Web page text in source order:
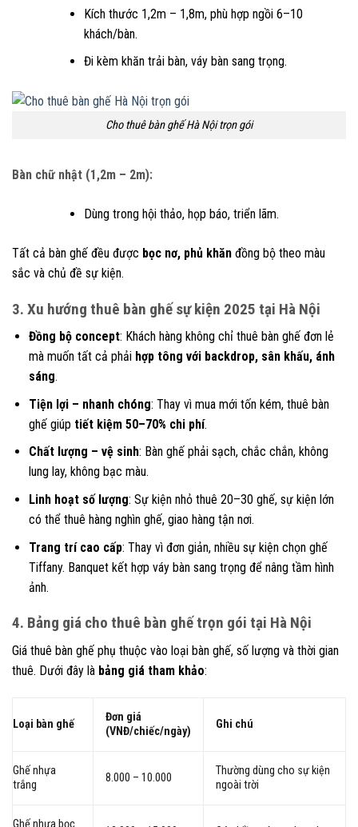
Kích thước 1,2m – 1,8m, phù hợp ngồi 6–10
khách/bàn.
Đi kèm khăn trải bàn, váy bàn sang trọng.
Cho thuê bàn ghế Hà Nội trọn gói
Bàn chữ nhật (1,2m – 2m):
Dùng trong hội thảo, họp báo, triển lãm.
Tất cả bàn ghế đều được bọc nơ, phủ khăn đồng bộ theo màu
sắc và chủ đề sự kiện.
3. Xu hướng thuê bàn ghế sự kiện 2025 tại Hà Nội
Đồng bộ concept: Khách hàng không chỉ thuê bàn ghế đơn lẻ
mà muốn tất cả phải hợp tông với backdrop, sân khấu, ánh
sáng.
Tiện lợi – nhanh chóng: Thay vì mua mới tốn kém, thuê bàn
ghế giúp tiết kiệm 50–70% chi phí.
Chất lượng – vệ sinh: Bàn ghế phải sạch, chắc chắn, không
lung lay, không bạc màu.
Linh hoạt số lượng: Sự kiện nhỏ thuê 20–30 ghế, sự kiện lớn
có thể thuê hàng nghìn ghế, giao hàng tận nơi.
Trang trí cao cấp: Thay vì đơn giản, nhiều sự kiện chọn ghế
Tiffany. Banquet kết hợp váy bàn sang trọng để nâng tầm hình
ảnh.
4. Bảng giá cho thuê bàn ghế trọn gói tại Hà Nội
Giá thuê bàn ghế phụ thuộc vào loại bàn ghế, số lượng và thời gian
thuê. Dưới đây là bảng giá tham khảo:
Loại bàn ghế
Đơn giá
(VNĐ/chiếc/ngày)
Ghi chú
Ghế nhựa
trắng
8.000 – 10.000
Thường dùng cho sự kiện
ngoài trời
Ghế nhựa bọc